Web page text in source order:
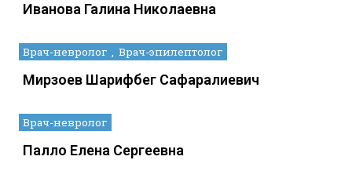
Иванова Галина Николаевна
Врач-невролог Врач-эпилептолог
Мирзоев Шарифбег Сафаралиевич
Врач-невролог
Палло Елена Сергеевна